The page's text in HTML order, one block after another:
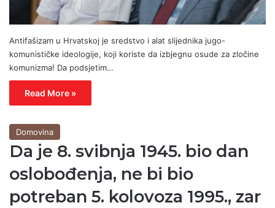
Antifašizam u Hrvatskoj je sredstvo i alat slijednika jugo-
komunističke ideologije, koji koriste da izbjegnu osude za zločine
komunizma! Da podsjetim…
Read More »
Domovina
Da je 8. svibnja 1945. bio dan
oslobođenja, ne bi bio
potreban 5. kolovoza 1995., zar